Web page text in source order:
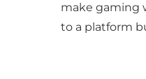
make gaming
to a platform